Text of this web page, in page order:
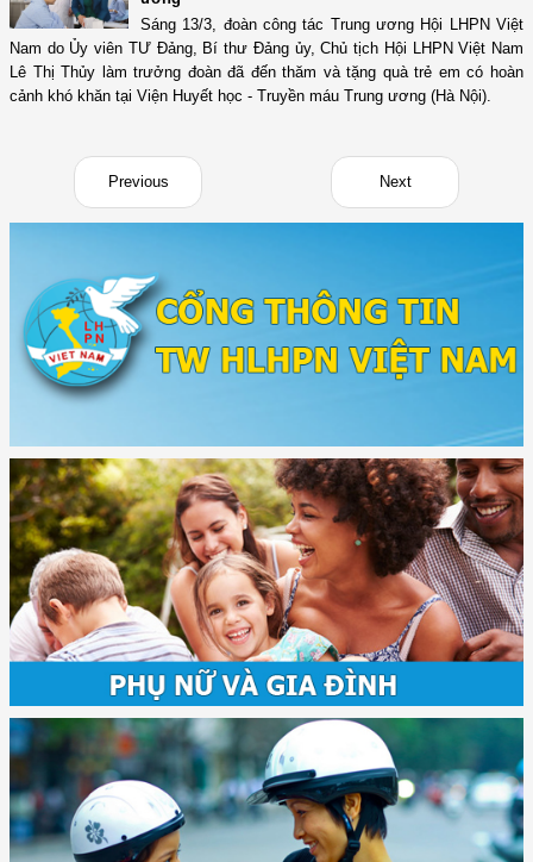
Sáng 13/3, đoàn công tác Trung ương Hội LHPN Việt
Nam do Ủy viên TƯ Đảng, Bí thư Đảng ủy, Chủ tịch Hội LHPN Việt Nam
Lê Thị Thủy làm trưởng đoàn đã đến thăm và tặng quà trẻ em có hoàn
cảnh khó khăn tại Viện Huyết học - Truyền máu Trung ương (Hà Nội).
Previous Next